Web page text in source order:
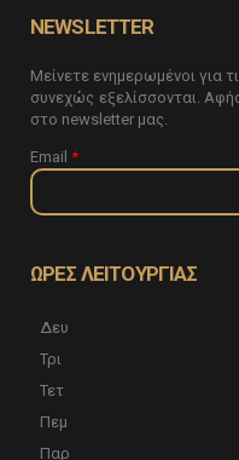
NEWSLETTER
Μείνετε ενημερωμένοι για
συνεχώς εξελίσσονται.
στο newsletter μας.
Email *
This question
is for testing
not you are a
human visitor
and to
prevent
automated
ΩΡΕΣ ΛΕΙΤΟΥΡΓΙΑΣ
Δευ
Τρι
Τετ
Πεμ
Παρ